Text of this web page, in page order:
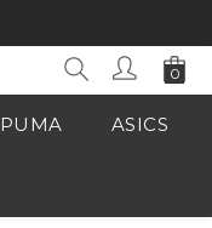
PUMA ASICS